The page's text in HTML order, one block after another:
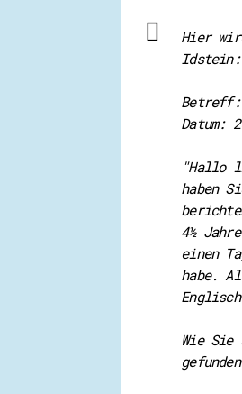
Hier
Idstein:
Betreff:
Datum:
"Hallo
haben
4½
einen
habe.
Wie